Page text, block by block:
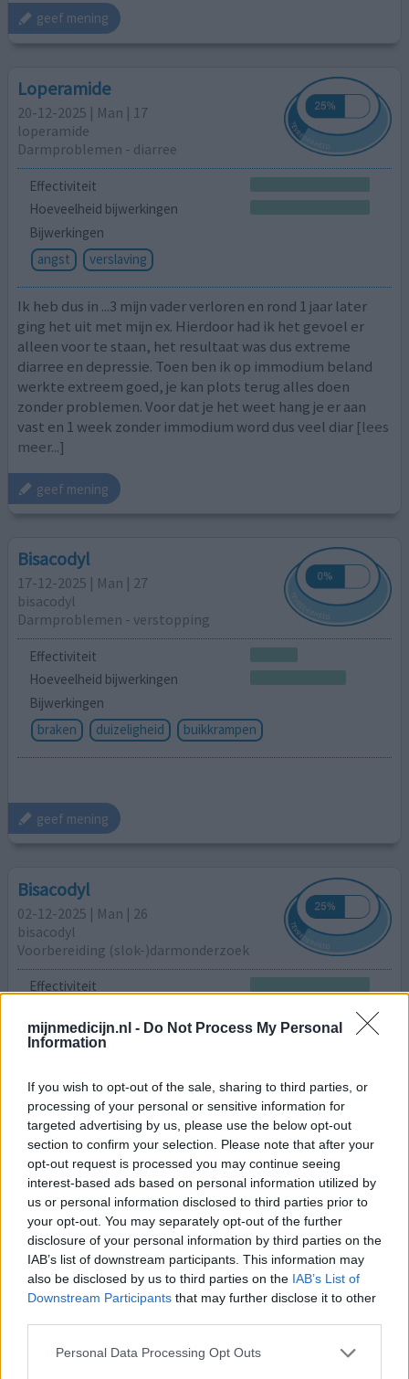
mijnmedicijn.nl - Do Not Process My Personal
Information
If you wish to opt-out of the sale, sharing to third parties, or
processing of your personal or sensitive information for
targeted advertising by us, please use the below opt-out
section to confirm your selection. Please note that after your
opt-out request is processed you may continue seeing
interest-based ads based on personal information utilized by
us or personal information disclosed to third parties prior to
your opt-out. You may separately opt-out of the further
disclosure of your personal information by third parties on the
IAB’s list of downstream participants. This information may
also be disclosed by us to third parties on the IAB’s List of
Downstream Participants that may further disclose it to other
Personal Data Processing Opt Outs
geef mening
Loperamide
20-12-2025 | Man | 17
loperamide
Darmproblemen - diarree
Effectiviteit
Hoeveelheid bijwerkingen
Bijwerkingen
angst
verslaving
Ik heb dus in ...3 mijn vader verloren en rond 1 jaar later
ging het uit met mijn ex. Hierdoor had ik het gevoel er
alleen voor te staan, het resultaat was dus extreme
diarree en depressie. Toen ben ik op immodium beland
werkte extreem goed, je kan plots terug alles doen
zonder problemen. Voor dat je het weet hang je er aan
vast en 1 week zonder immodium word dus veel diar [lees
meer...]
geef mening
Bisacodyl
17-12-2025 | Man | 27
bisacodyl
Darmproblemen - verstopping
Effectiviteit
Hoeveelheid bijwerkingen
Bijwerkingen
braken
duizeligheid buikkrampen
geef mening
Bisacodyl
02-12-2025 | Man | 26
bisacodyl
Voorbereiding (slok-)darmonderzoek
Effectiviteit
Bijwerkingen
Ik moest ter voorbereiding van darmonderzoek 2x 5mg
van deze pillen nemen om 22u ‘s avonds. Ik werd de
volgende ochtend wakker met buikkrampen die heel
anders voelden dan ik gewend was. Het waren erg heftige
krampen en toen ik naar het toilet ging om te plassen
kwam er opeens ook ontlasting uit en opeens werd het
zwart voor mijn ogen en verloor ik mijn zich en gehoor
voor[lees meer...]
geef mening
Bisacodyl